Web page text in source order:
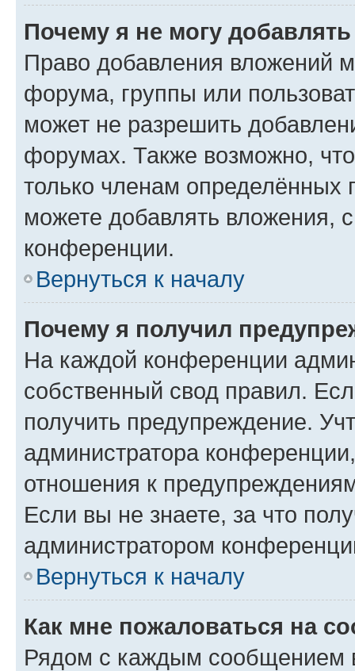
Почему я не могу
Право добавления вложений
форума, группы или
может не разрешить
форумах. Также возможно,
только членам определённых
можете добавлять вложения,
конференции.
Вернуться к началу
Почему я получил
На каждой конференции
собственный свод правил.
получить предупреждение.
администратора
отношения к
Если вы не знаете, за что
администратором
Вернуться к началу
Как мне пожаловаться на
Рядом с каждым сообщением